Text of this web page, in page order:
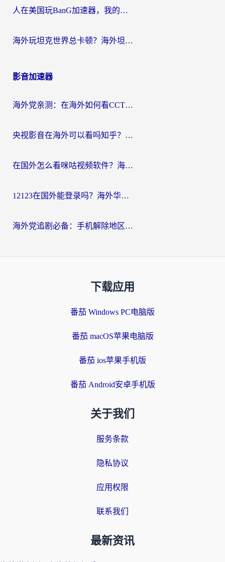
人在美国玩BanG加速器，我的延迟终于绿了
海外玩坦克世界总卡顿？海外坦克世界加速器有哪些？实测好用的选择在这里
影音加速器
海外党亲测：在海外如何看CCTV？告别“仅限大陆播放”的实用指南
央视影音在海外可以看吗知乎？留学生亲测：3步解决地域限制+追剧自由
在国外怎么看咪咕视频软件？海外党亲测有效的回国加速方案
12123在国外能登录吗？海外华人必看的回国加速实用指南
海外党追剧必备：手机解除地区限制app怎么选？解决央视视频&国内剧地区限制全指南
下载应用
番茄 Windows PC电脑版
番茄 macOS苹果电脑版
番茄 ios苹果手机版
番茄 Android安卓手机版
关于我们
服务条款
隐私协议
应用权限
联系我们
最新资讯